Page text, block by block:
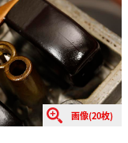
画像(20枚)